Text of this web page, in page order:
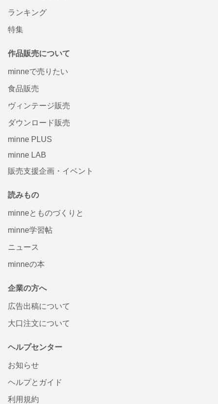
ランキング
特集
作品販売について
minneで売りたい
食品販売
ヴィンテージ販売
ダウンロード販売
minne PLUS
minne LAB
販売支援企画・イベント
読みもの
minneとものづくりと
minne学習帖
ニュース
minneの本
企業の方へ
広告出稿について
大口注文について
ヘルプセンター
お知らせ
ヘルプとガイド
利用規約